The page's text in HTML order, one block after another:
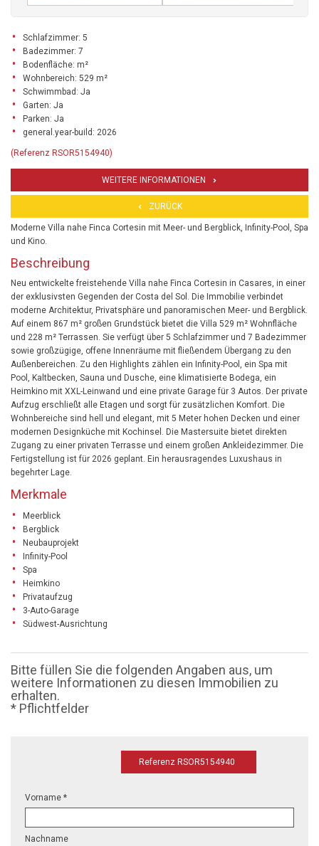
Schlafzimmer: 5
Badezimmer: 7
Bodenfläche: m²
Wohnbereich: 529 m²
Schwimmbad: Ja
Garten: Ja
Parken: Ja
general.year-build: 2026
(Referenz RSOR5154940)
WEITERE INFORMATIONEN
ZURÜCK
Moderne Villa nahe Finca Cortesin mit Meer- und Bergblick, Infinity-Pool, Spa
und Kino.
Beschreibung
Neu entwickelte freistehende Villa nahe Finca Cortesin in Casares, in einer
der exklusivsten Gegenden der Costa del Sol. Die Immobilie verbindet
moderne Architektur, Privatsphäre und panoramischen Meer- und Bergblick.
Auf einem 867 m² großen Grundstück bietet die Villa 529 m² Wohnfläche
und 228 m² Terrassen. Sie verfügt über 5 Schlafzimmer und 7 Badezimmer
sowie großzügige, offene Innenräume mit fließendem Übergang zu den
Außenbereichen. Zu den Highlights zählen ein Infinity-Pool, ein Spa mit
Pool, Kaltbecken, Sauna und Dusche, eine klimatisierte Bodega, ein
Heimkino mit XXL-Leinwand und eine private Garage für 3 Autos. Der private
Aufzug erschließt alle Etagen und sorgt für zusätzlichen Komfort. Die
Wohnbereiche sind hell und elegant, mit 5 Meter hohen Decken und einer
modernen Designküche mit Kochinsel. Die Mastersuite bietet direkten
Zugang zu einer privaten Terrasse und einem großen Ankleidezimmer. Die
Fertigstellung ist für 2026 geplant. Ein herausragendes Luxushaus in
begehrter Lage.
Merkmale
Meerblick
Bergblick
Neubauprojekt
Infinity-Pool
Spa
Heimkino
Privataufzug
3-Auto-Garage
Südwest-Ausrichtung
Bitte füllen Sie die folgenden Angaben aus, um
weitere Informationen zu diesen Immobilien zu
erhalten.
* Pflichtfelder
Referenz RSOR5154940
Vorname *
Nachname